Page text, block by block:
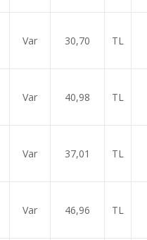
Var 30,70 TL
Var 40,98 TL
Var 37,01 TL
Var 46,96 TL